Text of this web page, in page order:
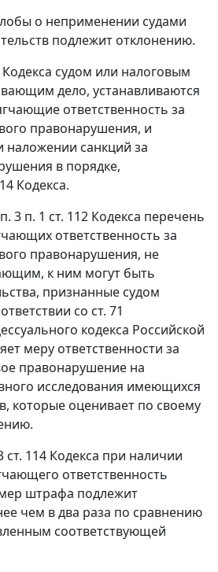
о неприменении судами
подлежит отклонению.
Кодекса судом или налоговым
дело, устанавливаются
ответственность за
правонарушения, и
санкций за
в порядке,
Кодекса.
3 п. 1 ст. 112 Кодекса перечень
ответственность за
правонарушения, не
к ним могут быть
признанные судом
со ст. 71
кодекса Российской
меру ответственности за
правонарушение на
исследования имеющихся
которые оценивает по своему
ст. 114 Кодекса при наличии
ответственность
штрафа подлежит
чем в два раза по сравнению
соответствующей